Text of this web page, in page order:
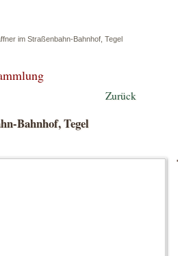
im Straßenbahn-Bahnhof, Tegel
Zurück
Bahnhof, Tegel